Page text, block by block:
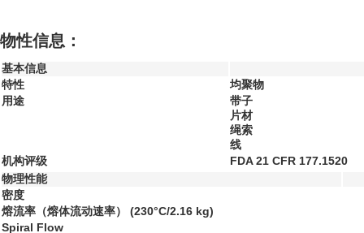
物性信息：
基本信息
特性
均聚物
用途
带子
片材
绳索
线
机构评级
FDA 21 CFR 177.1520
物理性能
密度
熔流率（熔体流动速率） (230°C/2.16 kg)
Spiral Flow